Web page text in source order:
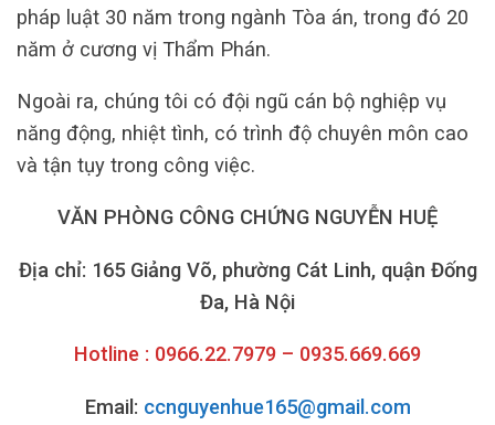
pháp luật 30 năm trong ngành Tòa án, trong đó 20
năm ở cương vị Thẩm Phán.
Ngoài ra, chúng tôi có đội ngũ cán bộ nghiệp vụ
năng động, nhiệt tình, có trình độ chuyên môn cao
và tận tụy trong công việc.
VĂN PHÒNG CÔNG CHỨNG NGUYỄN HUỆ
Địa chỉ: 165 Giảng Võ, phường Cát Linh, quận Đống
Đa, Hà Nội
Hotline : 0966.22.7979 – 0935.669.669
Email: ccnguyenhue165@gmail.com